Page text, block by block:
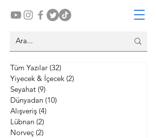
Tüm Yazılar (32)
Yiyecek & İçecek (2)
Seyahat (9)
Dünyadan (10)
Alışveriş (4)
Lübnan (2)
Norveç (2)